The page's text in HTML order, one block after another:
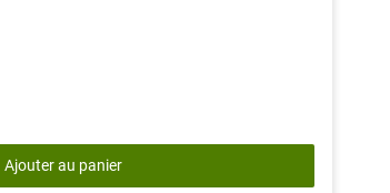
Ajouter au panier